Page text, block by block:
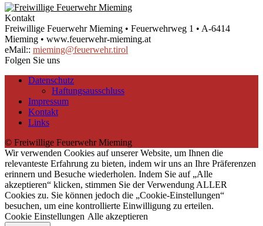
Kontakt
Freiwillige Feuerwehr Mieming • Feuerwehrweg 1 • A-6414
Mieming • www.feuerwehr-mieming.at
eMail:: mieming@feuerwehr.tirol
Folgen Sie uns
Datenschutz
Haftungsausschluss
Impressum
Kontakt
Links
© Freiwillige Feuerwehr Mieming
Wir verwenden Cookies auf unserer Website, um Ihnen die
relevanteste Erfahrung zu bieten, indem wir uns an Ihre Präferenzen
erinnern und Besuche wiederholen. Indem Sie auf „Alle
akzeptieren“ klicken, stimmen Sie der Verwendung ALLER
Cookies zu. Sie können jedoch die „Cookie-Einstellungen“
besuchen, um eine kontrollierte Einwilligung zu erteilen.
Cookie Einstellungen Alle akzeptieren